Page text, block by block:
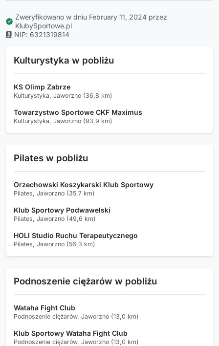
Zweryfikowano w dniu February 11, 2024 przez
KlubySportowe.pl
NIP: 6321319814
Kulturystyka w pobliżu
KS Olimp Zabrze
Kulturystyka, Jaworzno (36,8 km)
Towarzystwo Sportowe CKF Maximus
Kulturystyka, Jaworzno (93,9 km)
Pilates w pobliżu
Orzechowski Koszykarski Klub Sportowy
Pilates, Jaworzno (35,7 km)
Klub Sportowy Podwawelski
Pilates, Jaworzno (49,6 km)
HOLI Studio Ruchu Terapeutycznego
Pilates, Jaworzno (56,3 km)
Podnoszenie ciężarów w pobliżu
Wataha Fight Club
Podnoszenie ciężarów, Jaworzno (13,0 km)
Klub Sportowy Wataha Fight Club
Podnoszenie ciężarów, Jaworzno (13,0 km)